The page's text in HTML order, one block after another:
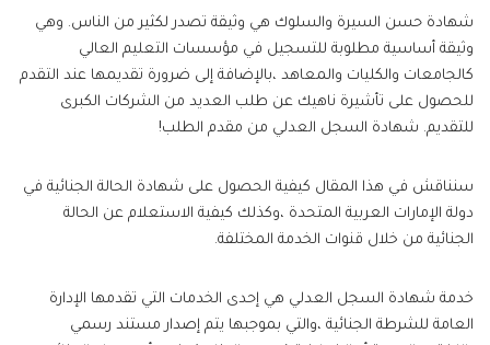
شهادة حسن السيرة والسلوك هي وثيقة تصدر لكثير من الناس. وهي
وثيقة أساسية مطلوبة للتسجيل في مؤسسات التعليم العالي
كالجامعات والكليات والمعاهد ،بالإضافة إلى ضرورة تقديمها عند التقدم
للحصول على تأشيرة ناهيك عن طلب العديد من الشركات الكبرى
للتقديم. شهادة السجل العدلي من مقدم الطلب!
سنناقش في هذا المقال كيفية الحصول على شهادة الحالة الجنائية في
دولة الإمارات العربية المتحدة ،وكذلك كيفية الاستعلام عن الحالة
الجنائية من خلال قنوات الخدمة المختلفة.
خدمة شهادة السجل العدلي هي إحدى الخدمات التي تقدمها الإدارة
العامة للشرطة الجنائية ،والتي بموجبها يتم إصدار مستند رسمي